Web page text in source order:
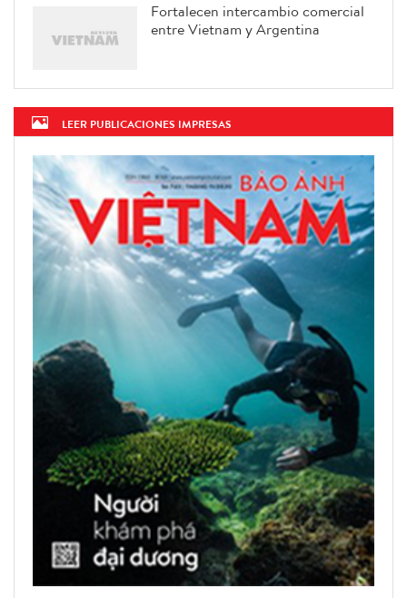
Fortalecen intercambio comercial
entre Vietnam y Argentina
LEER PUBLICACIONES IMPRESAS